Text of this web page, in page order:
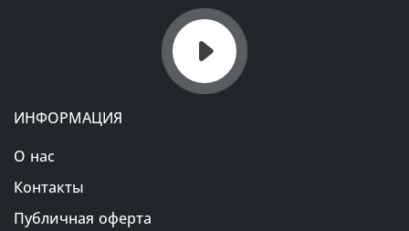
ИНФОРМАЦИЯ
О нас
Контакты
Публичная оферта